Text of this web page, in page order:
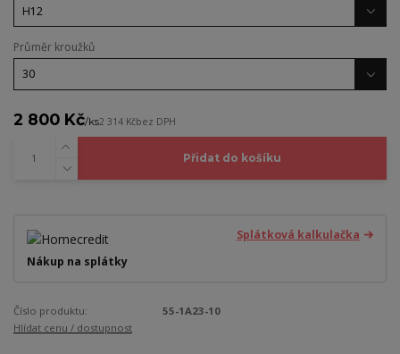
Průměr kroužků
2 800 Kč/ks2 314 Kčbez DPH
Přidat do košíku
Splátková kalkulačka
Nákup na splátky
Číslo produktu:
55-1A23-10
Hlídat cenu / dostupnost